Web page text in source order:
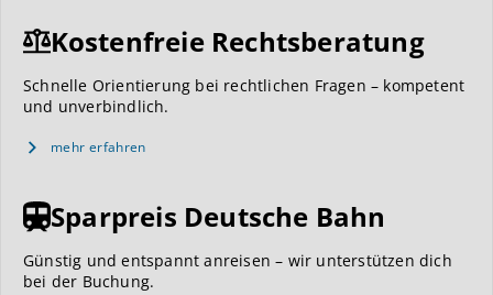
Kostenfreie Rechtsberatung
Schnelle Orientierung bei rechtlichen Fragen – kompetent
und unverbindlich.
mehr erfahren
Sparpreis Deutsche Bahn
Günstig und entspannt anreisen – wir unterstützen dich
bei der Buchung.